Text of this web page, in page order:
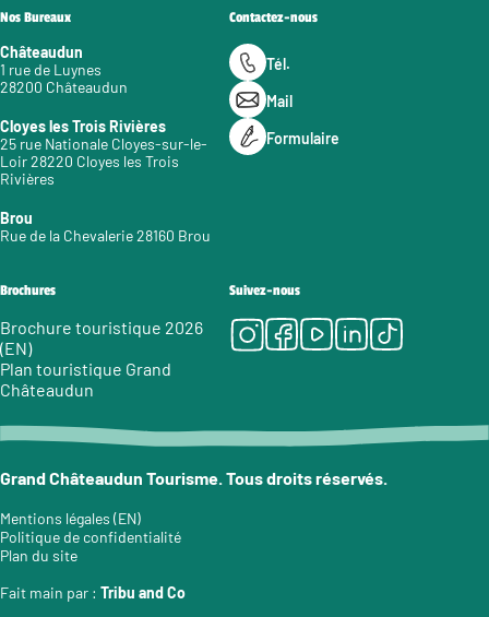
Nos Bureaux
Châteaudun
1 rue de Luynes
28200 Châteaudun
Cloyes les Trois Rivières
25 rue Nationale Cloyes-sur-le-
Loir 28220 Cloyes les Trois
Rivières
Brou
Rue de la Chevalerie 28160 Brou
Contactez-nous
Tél.
Mail
Formulaire
Brochures
Brochure touristique 2026
(EN)
Plan touristique Grand
Châteaudun
Suivez-nous
Instagram
Facebook
Youtube
LinkedIn
Tiktok
Grand Châteaudun Tourisme. Tous droits réservés.
Mentions légales (EN)
Politique de confidentialité
Plan du site
Fait main par : Tribu and Co